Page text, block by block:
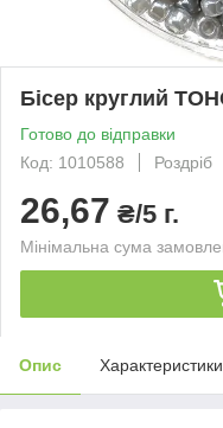
Бісер круглий
Готово до відправки
Код: 1010588
Роздріб
26,67 ₴/5 г.
Мінімальна сума
Опис Характеристики